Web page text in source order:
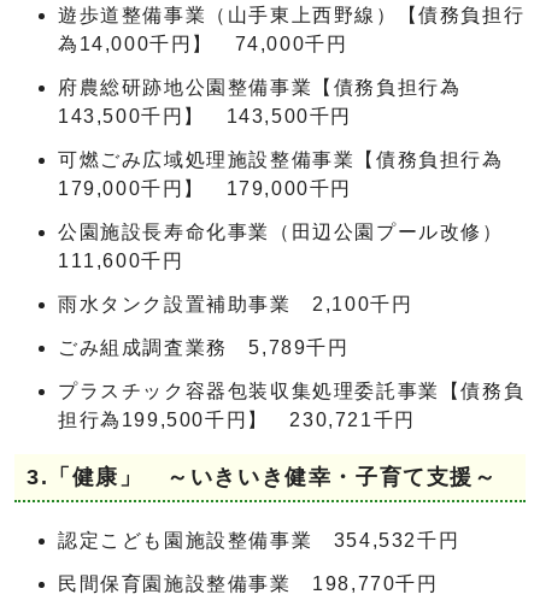
遊歩道整備事業（山手東上西野線）【債務負担行
為14,000千円】 74,000千円
府農総研跡地公園整備事業【債務負担行為
143,500千円】 143,500千円
可燃ごみ広域処理施設整備事業【債務負担行為
179,000千円】 179,000千円
公園施設長寿命化事業（田辺公園プール改修）
111,600千円
雨水タンク設置補助事業 2,100千円
ごみ組成調査業務 5,789千円
プラスチック容器包装収集処理委託事業【債務負
担行為199,500千円】 230,721千円
3.「健康」 ～いきいき健幸・子育て支援～
認定こども園施設整備事業 354,532千円
民間保育園施設整備事業 198,770千円